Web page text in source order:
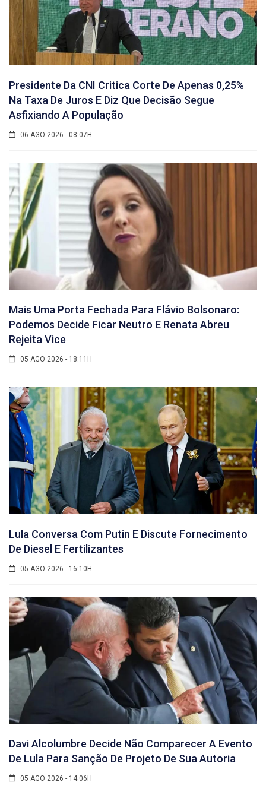
Presidente Da CNI Critica Corte De Apenas 0,25%
Na Taxa De Juros E Diz Que Decisão Segue
Asfixiando A População
06 AGO 2026 - 08:07H
Mais Uma Porta Fechada Para Flávio Bolsonaro:
Podemos Decide Ficar Neutro E Renata Abreu
Rejeita Vice
05 AGO 2026 - 18:11H
Lula Conversa Com Putin E Discute Fornecimento
De Diesel E Fertilizantes
05 AGO 2026 - 16:10H
Davi Alcolumbre Decide Não Comparecer A Evento
De Lula Para Sanção De Projeto De Sua Autoria
05 AGO 2026 - 14:06H